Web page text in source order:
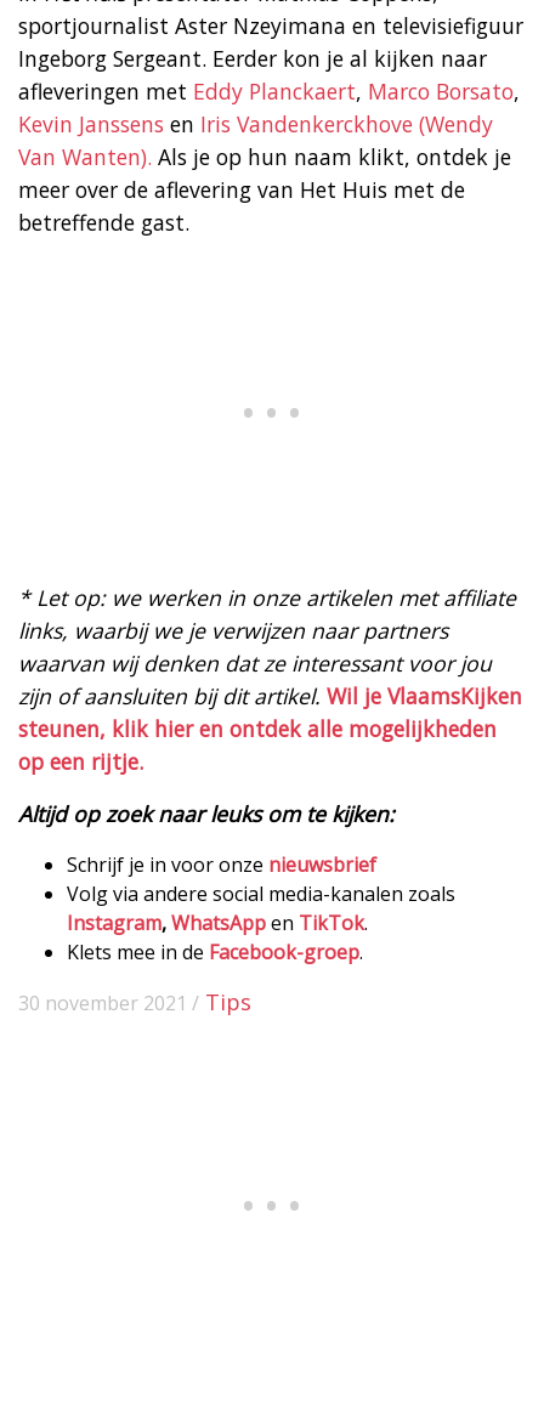
sportjournalist Aster Nzeyimana en televisiefiguur
Ingeborg Sergeant. Eerder kon je al kijken naar
afleveringen met Eddy Planckaert, Marco Borsato,
Kevin Janssens en Iris Vandenkerckhove (Wendy
Van Wanten). Als je op hun naam klikt, ontdek je
meer over de aflevering van Het Huis met de
betreffende gast.
* Let op: we werken in onze artikelen met affiliate
links, waarbij we je verwijzen naar partners
waarvan wij denken dat ze interessant voor jou
zijn of aansluiten bij dit artikel. Wil je VlaamsKijken
steunen, klik hier en ontdek alle mogelijkheden
op een rijtje.
Altijd op zoek naar leuks om te kijken:
Schrijf je in voor onze nieuwsbrief
Volg via andere social media-kanalen zoals
Instagram,WhatsAppen TikTok.
Klets mee in de Facebook-groep.
30 november 2021 / Tips